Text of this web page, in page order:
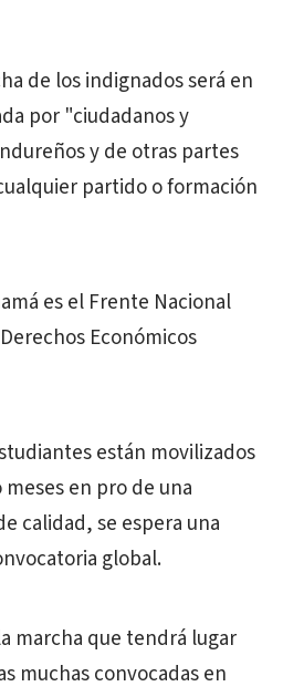
de los indignados será en
por "ciudadanos y
y de otras partes
partido o formación
es el Frente Nacional
Económicos
están movilizados
en pro de una
calidad, se espera una
global.
marcha que tendrá lugar
muchas convocadas en